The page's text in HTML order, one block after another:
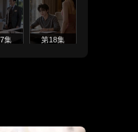
集 第18集